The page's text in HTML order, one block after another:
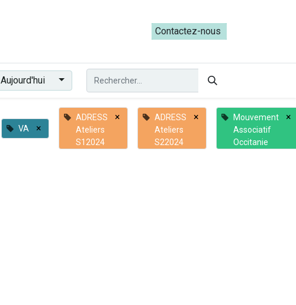
Les ateliers du Parcours ADRESS [mai-juin 2026]
Contactez-nous​​
Aujourd'hui
VA ×
ADRESS
Ateliers
S12024
×
ADRESS
Ateliers
S22024
×
Mouvement
Associatif
Occitanie
×